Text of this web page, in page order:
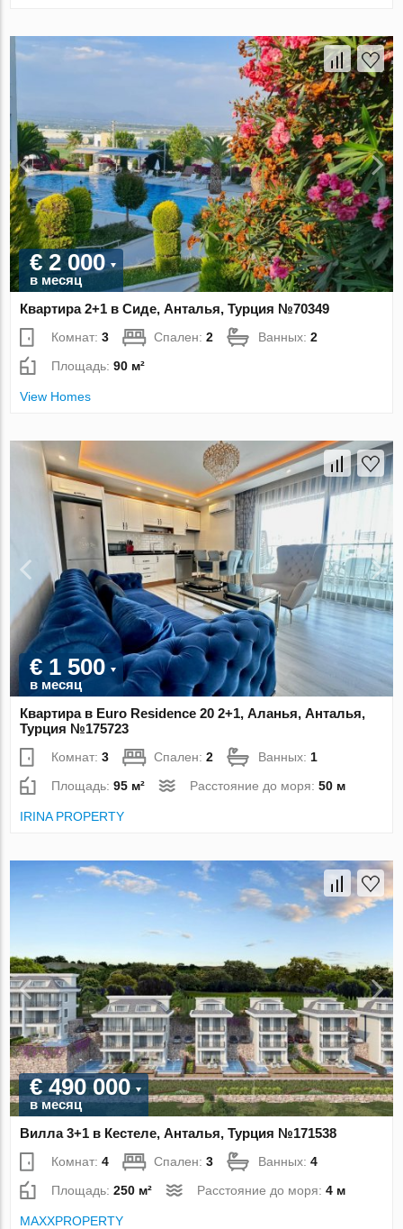
€ 2 000
в месяц
Квартира 2+1 в Сиде, Анталья, Турция №70349
Комнат:3 Спален:2 Ванных:2
Площадь:90 м²
View Homes
€ 1 500
в месяц
Квартира в Euro Residence 20 2+1, Аланья, Анталья,
Турция №175723
Комнат:3 Спален:2 Ванных: 1
Площадь:95 м² Расстояние до моря:50 м
IRINA PROPERTY
€ 490 000
в месяц
Вилла 3+1 в Кестеле, Анталья, Турция №171538
Комнат:4 Спален:3 Ванных:4
Площадь:250 м² Расстояние до моря:4 м
MAXXPROPERTY